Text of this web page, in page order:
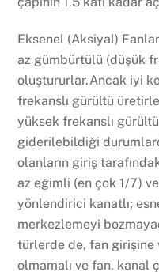
Eksenel (Aksiyal)
az gümbürtülü (düşük
oluştururlar.Ancak iyi
frekanslı gürültü
yüksek frekanslı
giderilebildiği
olanların giriş
az eğimli (en çok 1/7)
yönlendirici kanatlı;
merkezlemeyi
türlerde de, fan girişine
olmamalı ve fan, kanal